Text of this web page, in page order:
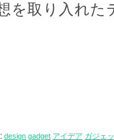
を取り入れた
design gadget アイデア ガジェ